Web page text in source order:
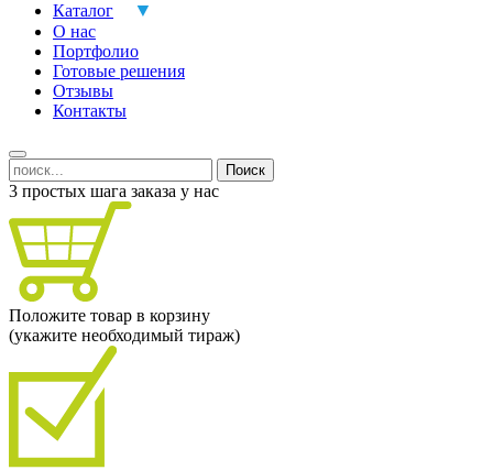
Каталог
О нас
Портфолио
Готовые решения
Отзывы
Контакты
Поиск
3 простых шага заказа у нас
Положите товар в корзину
(укажите необходимый тираж)